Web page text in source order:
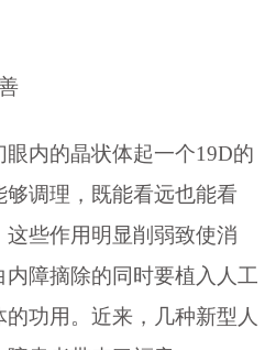
内的晶状体起一个19D的
调理，既能看远也能看
些作用明显削弱致使消
障摘除的同时要植入人工
功用。近来，几种新型人